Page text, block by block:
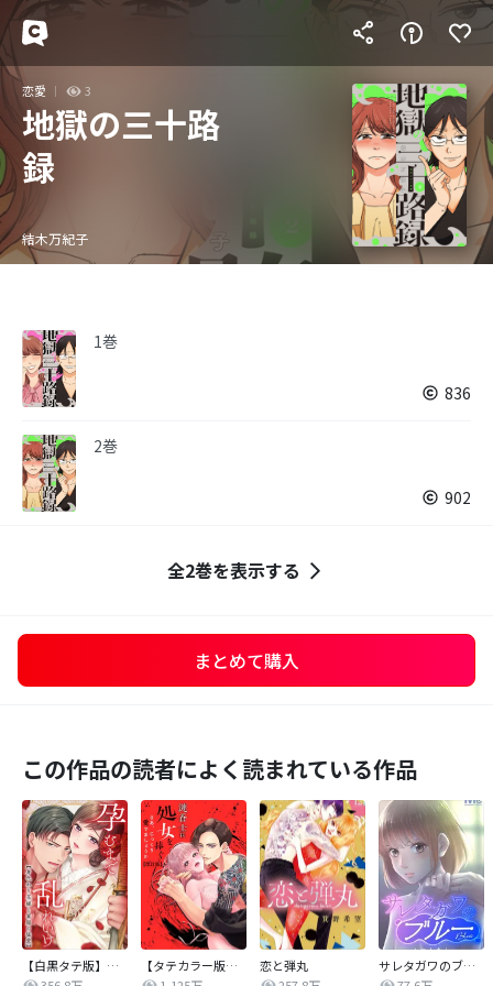
恋愛 3
地獄の三十路
録
結木万紀子
1巻
836
2巻
902
全2巻を表示する
まとめて購入
この作品の読者によく読まれている作品
【白黒タテ版】孕むまで乱れいけ～身代わり花嫁と軍服の猛愛
【タテカラー版】漣蒼士に処女を捧ぐ～さあ、じっくり愛でましょうか
恋と弾丸
サレタガワのブルー【タテヨミ】